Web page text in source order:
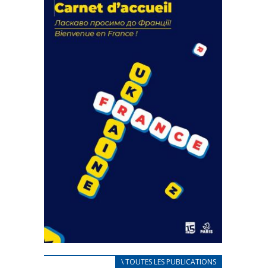
actions
18 septembre 2023
FEUILLETER
CARNET D’ACCUEIL\ TOUTES LES PUBLICATIONS